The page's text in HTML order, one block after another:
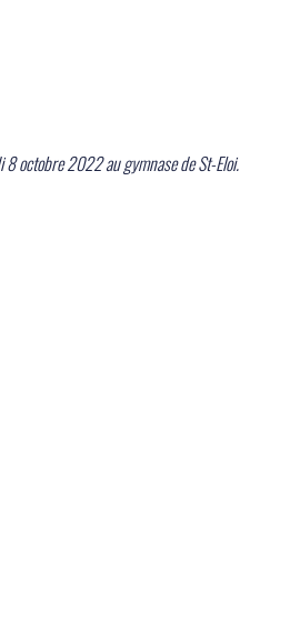
8 octobre 2022 au gymnase de St-Eloi.